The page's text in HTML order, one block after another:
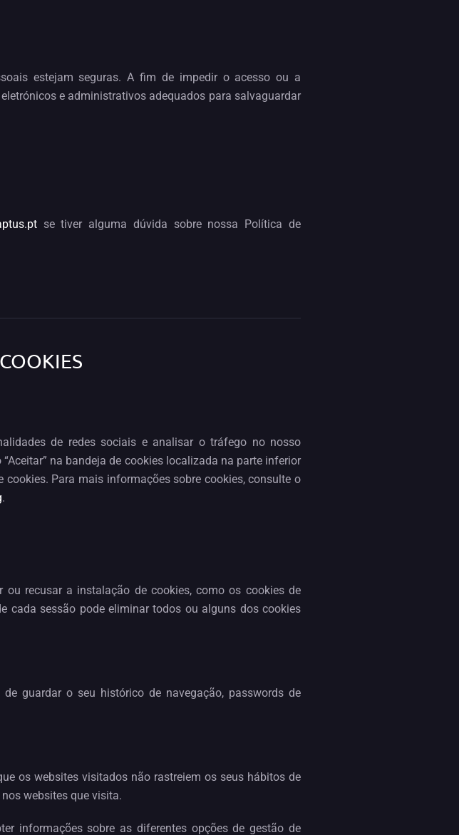
estejam seguras. A fim de impedir o acesso ou a
e administrativos adequados para salvaguardar
se tiver alguma dúvida sobre nossa Política de
de redes sociais e analisar o tráfego no nosso
na bandeja de cookies localizada na parte inferior
Para mais informações sobre cookies, consulte o
.
recusar a instalação de cookies, como os cookies de
cada sessão pode eliminar todos ou alguns dos cookies
guardar o seu histórico de navegação, passwords de
os websites visitados não rastreiem os seus hábitos de
websites que visita.
informações sobre as diferentes opções de gestão de